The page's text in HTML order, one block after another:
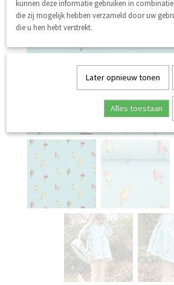
kunnen deze informatie gebruiken in
die zij mogelijk hebben verzameld door uw
die u hen hebt verstrekt.
Later opnieuw tonen
Alles toestaan